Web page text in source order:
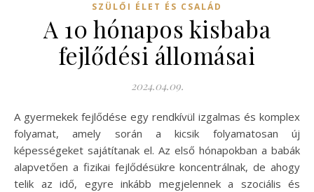
SZÜLŐI ÉLET ÉS CSALÁD
A 10 hónapos kisbaba
fejlődési állomásai
2024.04.09.
A gyermekek fejlődése egy rendkívül izgalmas és komplex
folyamat, amely során a kicsik folyamatosan új
képességeket sajátítanak el. Az első hónapokban a babák
alapvetően a fizikai fejlődésükre koncentrálnak, de ahogy
telik az idő, egyre inkább megjelennek a szociális és